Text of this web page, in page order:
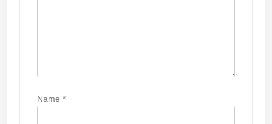
Name *